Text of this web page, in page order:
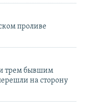
проливе
трем бывшим
на сторону